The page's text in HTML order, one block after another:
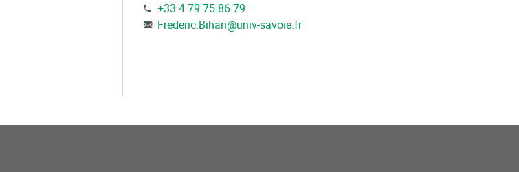
+33 4 79 75 86 79
Frederic.Bihan@univ-savoie.fr